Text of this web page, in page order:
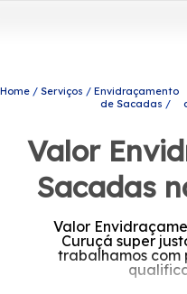
Home Serviços
Envidraçamento
de Sacadas
Valor
Sacadas
Valor
Curuçá super
trabalhamos com